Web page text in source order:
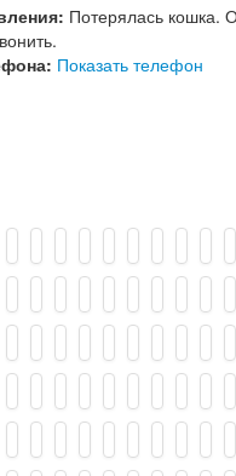
Потерялась кошка.
Показать телефон